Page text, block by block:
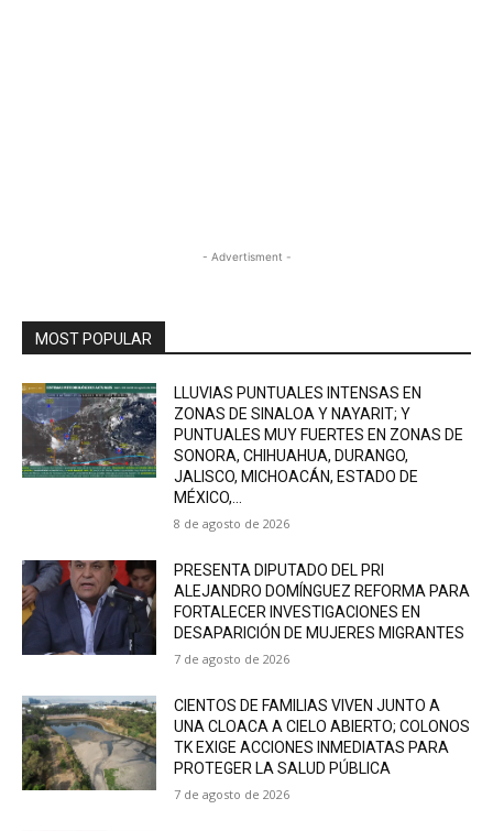
- Advertisment -
MOST POPULAR
LLUVIAS PUNTUALES INTENSAS EN
ZONAS DE SINALOA Y NAYARIT; Y
PUNTUALES MUY FUERTES EN ZONAS DE
SONORA, CHIHUAHUA, DURANGO,
JALISCO, MICHOACÁN, ESTADO DE
MÉXICO,...
8 de agosto de 2026
PRESENTA DIPUTADO DEL PRI
ALEJANDRO DOMÍNGUEZ REFORMA PARA
FORTALECER INVESTIGACIONES EN
DESAPARICIÓN DE MUJERES MIGRANTES
7 de agosto de 2026
CIENTOS DE FAMILIAS VIVEN JUNTO A
UNA CLOACA A CIELO ABIERTO; COLONOS
TK EXIGE ACCIONES INMEDIATAS PARA
PROTEGER LA SALUD PÚBLICA
7 de agosto de 2026